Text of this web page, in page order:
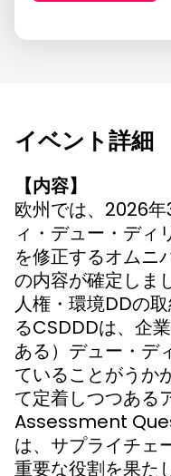
イベント詳細
【内容】
欧州では、2026
ィ・デュー・ディ
を修正するオムニ
の内容が確定しま
人権・環境DDの
るCSDDDは、企
ある）デュー・デ
ていることがうか
て定着しつつある
Assessment
は、サプライチェ
重要な役割を果た